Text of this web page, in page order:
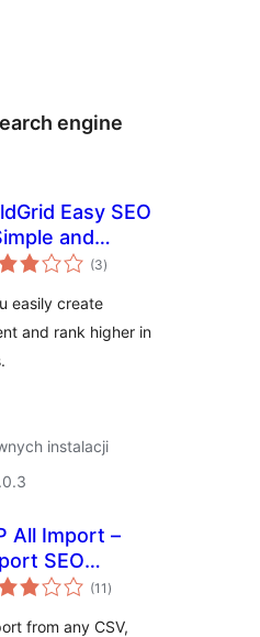
engine
Easy SEO
and
SEO
(3wszystkich
ocen
)
easily create
and rank higher in
instalacji
All Import –
SEO
for Yoast
(11 wszystkich
ocen
)
from any CSV,